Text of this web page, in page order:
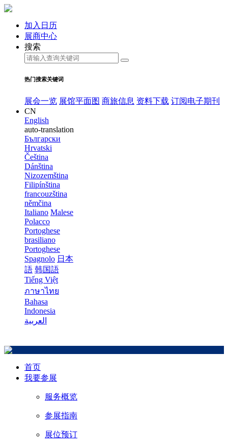
加入日历
展商中心
搜索
热门搜索关键词
展会一览 展馆平面图 商旅信息 资料下载 订阅电子期刊
CN
English
auto-translation
Български
Hrvatski
Čeština
Dánština
Nizozemština
Filipínština
francouzština
němčina
Italiano Malese
Polacco
Portoghese
brasiliano
Portoghese
Spagnolo 日本
語 韩国語
Tiếng Việt
ภาษาไทย
Bahasa
Indonesia
العربية
首页
我要参展
服务概览
参展指南
展位预订